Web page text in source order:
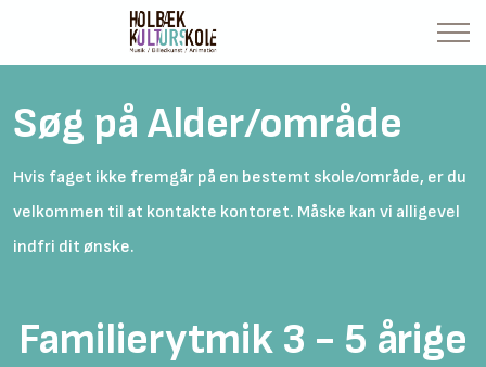
Søg på Alder/område
Hvis faget ikke fremgår på en bestemt skole/område, er du
velkommen til at kontakte kontoret. Måske kan vi alligevel
indfri dit ønske.
Familierytmik 3 - 5 årige